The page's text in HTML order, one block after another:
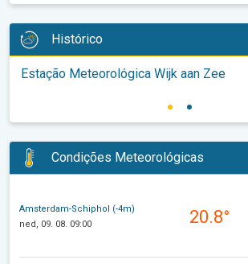
Histórico
Estação Meteorológica Wijk aan Zee
Condições Meteorológicas
Amsterdam-Schiphol (-4m)
ned, 09. 08. 09:00
20.8°